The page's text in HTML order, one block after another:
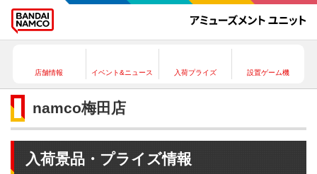
店舗情報 イベント&ニュース 入荷プライズ 設置ゲーム機
namco梅田店
入荷景品・プライズ情報